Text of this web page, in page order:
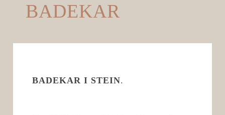
BADEKAR
BADEKAR I STEIN.